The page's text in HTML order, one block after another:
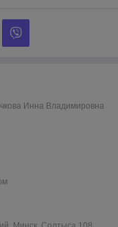
Инна Владимировна